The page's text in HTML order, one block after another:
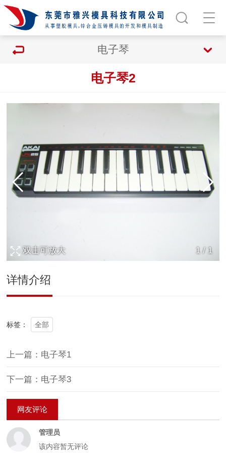
电子琴
电子琴2
1/ 1
双击可放大
详情介绍
标签： 全部
上一篇：电子琴1
下一篇：电子琴3
网友评论
管理员
该内容暂无评论